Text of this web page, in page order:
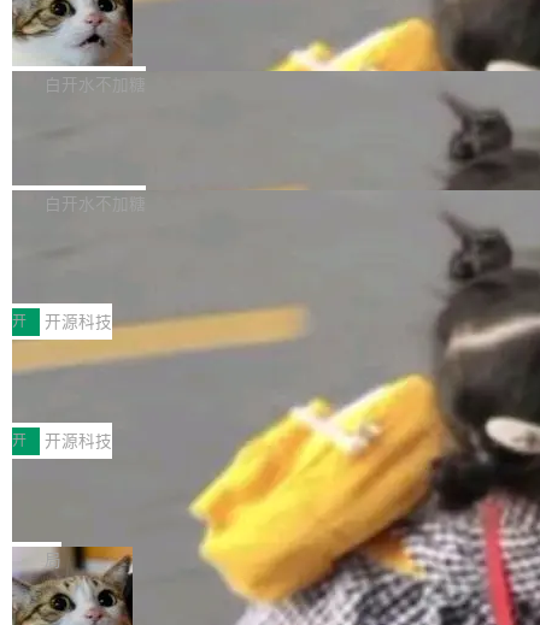
ceXAI的资金消耗速度尤为引人瞩目。然而，支
撑庞大支出的资金来源却呈现出截然不同的面
貌。数据显示，微软和 Meta 主要依托充沛的经
你可以用 curl -fsSL https://dev.meta.ai/install.
sh | bash 安装一个能在大项目里自动规划、写
代码、验证结果的 AI 终端工具。 据介绍，Muse
个主 agent 循环，外加一组后台 agent。这些后
美团开源 LoHoSearch，用知识图谱校
准 AI 能力认知
机器出题的前提，是让机器拥有全局视野。整个
构建流程可以分为四个环节：建图 → 控制难度
白开水不加糖
库，并将作为transport接入Mooncake TENT。
MPComm将作为一种传输引擎接入Mooncake T
ENT，实现零拷贝传输性能提升30%、非零拷贝
传输性能最高提升5倍。UCL-MPComm底层基
于自研UCL-Engine通信引擎，后续腾讯网平将
持续开源更多基于UCL-Engine的高性能通信组
件。 腾讯网平团队在UCL-MPComm中实现了一
个独立于业务线程的全局通信引擎（Engine），
白开水不加糖
型案例入选名单》，深信服“面向企业研发场景的
开源 AI 编程平台 CoStrict 应用”凭借卓越的技术
创新与落地成效成功入选。 全链路私有化部署，
助力企业AI研发安全落地 当前，越来越多企业已
经开始引入 AI Coding 工具，通过调用公有云模
型或企业内部部署模型提升研发效率。但随着 AI
Coding 从个人辅助工具逐步走向团队级、组织
级应用，企业在规模化落地过程中，对安全性、
可控性和代码质量提出了更高要求。 首先是数据
安全与合规要求。对于大多数普通研发场景，公
有云模型能够满足快速试用和效率提升的需求。
开 开源科技
深信服AI算力网关入选工信部人工智能
前不久，工业和信息化部正式发布《2025年人工
智能应用典型案例名单》，集中展示人工智能在
各领域的应用成果，覆盖技术底座、行业赋能、
产品应用、支撑保障、专题等五大方向。深信服
AI算力网关（AI创新平台）成功入选！ 随着各行
各业的Agent走向规模化建设，算力构成形态逐
渐丰富，用户关注的重点也在发生变化：不只是
让AI用起来，还要进一步看清混合算力时代下，
开 开源科技
Jeff Dean 离开 Google：一个时代的结
束，一个实验室的开始
Google 员工编号 20。MapReduce 作者之一。
Bigtable 作者之一。TensorFlow 的作者之一。
Gemini 的架构师。Google 首席科学家。 Jeff D
ean 在 Google 工作了 27 年后，宣布离职。 他
局
🔥 SolonCode v2026.8.4 发布：界面